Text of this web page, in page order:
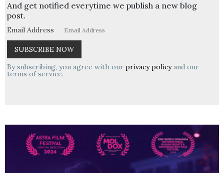
And get notified everytime we publish a new blog
post.
Email Address
By subscribing, you agree with our privacy policyand our
terms of service.